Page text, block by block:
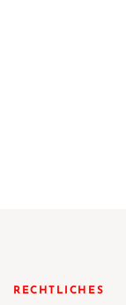
RECHTLICHES